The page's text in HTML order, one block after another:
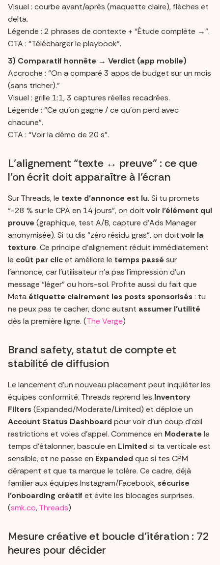
Visuel : courbe avant/après (maquette claire), flèches et
delta.
Légende : 2 phrases de contexte + “Étude complète →”.
CTA : “Télécharger le playbook”.
3) Comparatif honnête → Verdict (app mobile)
Accroche : “On a comparé 3 apps de budget sur un mois
(sans tricher).”
Visuel : grille 1:1, 3 captures réelles recadrées.
Légende : “Ce qu’on gagne / ce qu’on perd avec
chacune”.
CTA : “Voir la démo de 20 s”.
L’alignement “texte ↔ preuve” : ce que
l’on écrit doit apparaître à l’écran
Sur Threads, le texte d’annonce est lu. Si tu promets
“-28 % sur le CPA en 14 jours”, on doit voir l’élément qui
prouve (graphique, test A/B, capture d’Ads Manager
anonymisée). Si tu dis “zéro résidu gras”, on doit voir la
texture. Ce principe d’alignement réduit immédiatement
le coût par clicet améliore le temps passé sur
l’annonce, car l’utilisateur n’a pas l’impression d’un
message “léger” ou hors-sol. Profite aussi du fait que
Meta étiquette clairement les posts sponsorisés : tu
ne peux pas te cacher, donc autant assumer l’utilité
dès la première ligne. (The Verge)
Brand safety, statut de compte et
stabilité de diffusion
Le lancement d’un nouveau placement peut inquiéter les
équipes conformité. Threads reprend les Inventory
Filters (Expanded/Moderate/Limited) et déploie un
Account Status Dashboard pour voir d’un coup d’œil
restrictions et voies d’appel. Commence en Moderate le
temps d’étalonner, bascule en Limited si ta verticale est
sensible, et ne passe en Expanded que si tes CPM
dérapent et que ta marque le tolère. Ce cadre, déjà
familier aux équipes Instagram/Facebook, sécurise
l’onboarding créatif et évite les blocages surprises.
(smk.co,Threads)
Mesure créative et boucle d’itération : 72
heures pour décider